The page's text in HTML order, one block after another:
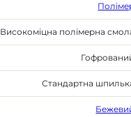
Високоміцна полімерна
Стандартна